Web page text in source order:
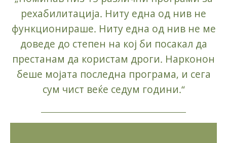
рехабилитација. Ниту една од нив не
функционираше. Ниту една од нив не ме
доведе до степен на кој би посакал да
престанам да користам дроги. Нарконон
беше мојата последна програма, и сега
сум чист веќе седум години.“